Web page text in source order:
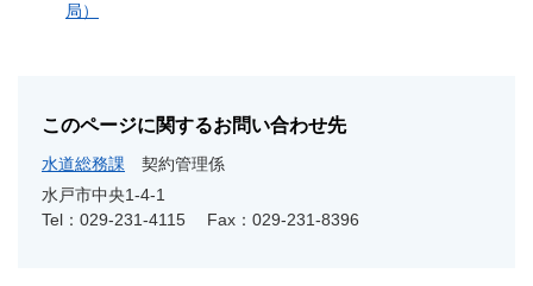
局）
このページに関するお問い合わせ先
水道総務課
契約管理係
水戸市中央1‐4‐1
Tel：029-231-4115
Fax：029-231-8396